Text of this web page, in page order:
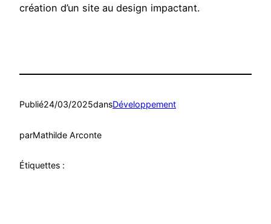
création d’un site au design impactant.
Publié24/03/2025dansDéveloppement
parMathilde Arconte
Étiquettes :